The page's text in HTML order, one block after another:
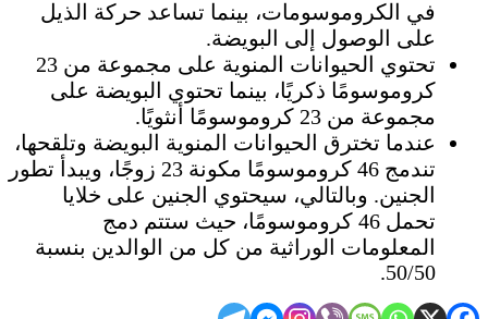
في الكروموسومات، بينما تساعد حركة الذيل
على الوصول إلى البويضة.
تحتوي الحيوانات المنوية على مجموعة من 23
كروموسومًا ذكريًا، بينما تحتوي البويضة على
مجموعة من 23 كروموسومًا أنثويًا.
عندما تخترق الحيوانات المنوية البويضة وتلقحها،
تندمج 46 كروموسومًا مكونة 23 زوجًا، ويبدأ تطور
الجنين. وبالتالي، سيحتوي الجنين على خلايا
تحمل 46 كروموسومًا، حيث ستتم دمج
المعلومات الوراثية من كل من الوالدين بنسبة
50/50.